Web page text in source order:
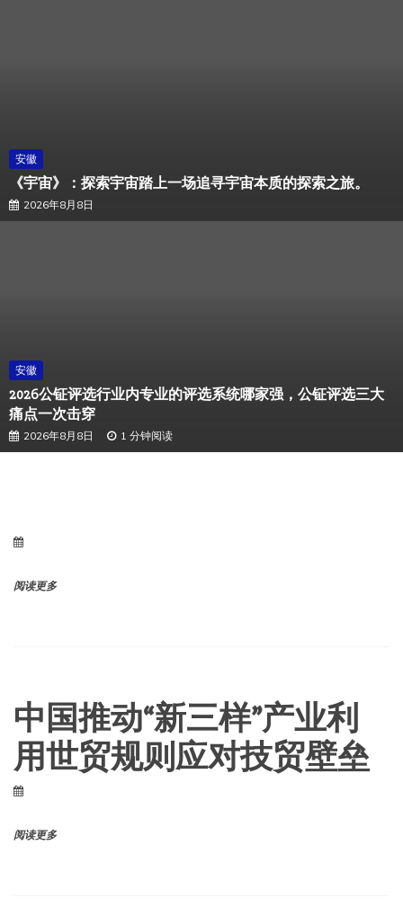
安徽
《宇宙》：探索宇宙踏上一场追寻宇宙本质的探索之旅。
2026年8月8日
安徽
2026公钲评选行业内专业的评选系统哪家强，公钲评选三大
痛点一次击穿
2026年8月8日 1 分钟阅读
阅读更多
中国推动“新三样”产业利
用世贸规则应对技贸壁垒
阅读更多